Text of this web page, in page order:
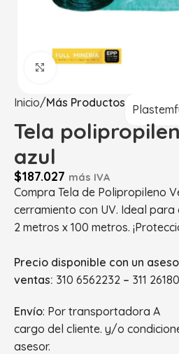
Haga Click para agrandar
Inicio Más Productos
Tela
azul
$187.027 más IVA
Compra Tela de Polipropileno
cerramiento con UV. Ideal para
2 metros x 100 metros.
Precio disponible con un
ventas: 310 6562232 – 311
Envío: Por transportadora A
cargo del cliente. y/o
asesor.